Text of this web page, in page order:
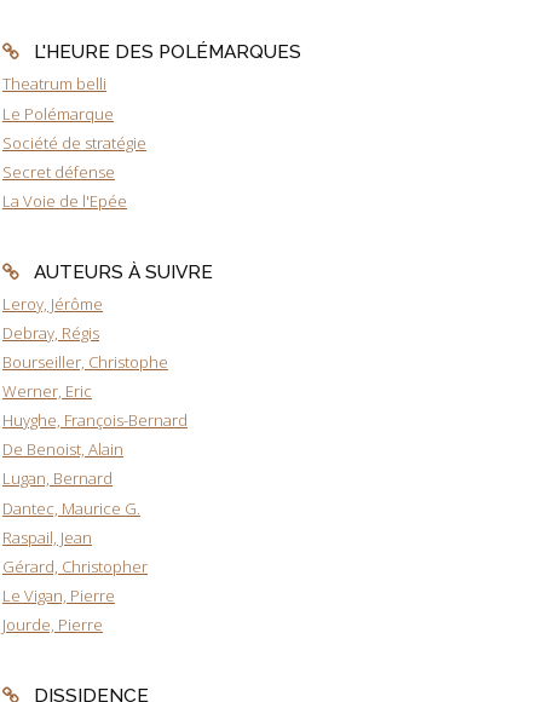
L'HEURE DES POLÉMARQUES
Theatrum belli
Le Polémarque
Société de stratégie
Secret défense
La Voie de l'Epée
AUTEURS À SUIVRE
Leroy, Jérôme
Debray, Régis
Bourseiller, Christophe
Werner, Eric
Huyghe, François-Bernard
De Benoist, Alain
Lugan, Bernard
Dantec, Maurice G.
Raspail, Jean
Gérard, Christopher
Le Vigan, Pierre
Jourde, Pierre
DISSIDENCE